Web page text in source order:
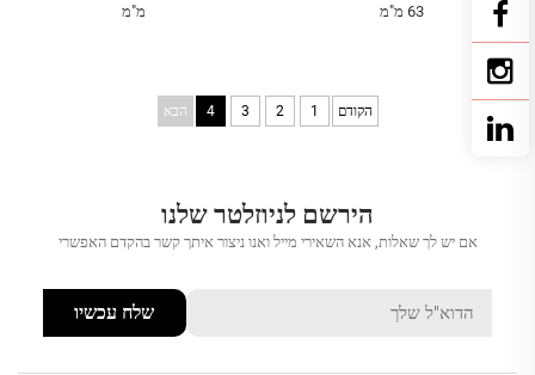
63 מ"מ
מ"מ
הקודם 1
2
3
4 הבא
הירשם לניוזלטר שלנו
אם יש לך שאלות, אנא השאירי מייל ואנו ניצור איתך קשר בהקדם האפשרי
שלח עכשיו